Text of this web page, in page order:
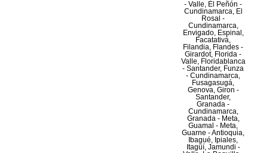
- Valle, El Peñón -
Cundinamarca, El
Rosal -
Cundinamarca,
Envigado, Espinal,
Facatativá,
Filandia, Flandes -
Girardot, Florida -
Valle, Floridablanca
- Santander, Funza
- Cundinamarca,
Fusagasugá,
Genova, Giron -
Santander,
Granada -
Cundinamarca,
Granada - Meta,
Guamal - Meta,
Guarne - Antioquia,
Ibagué, Ipiales,
Itagüí, Jamundi -